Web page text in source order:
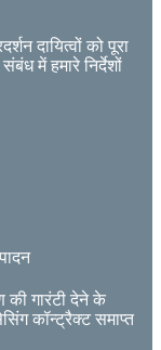
दायित्वों को पूरा
में हमारे निर्देशों
की गारंटी देने के
कॉन्ट्रैक्ट समाप्त